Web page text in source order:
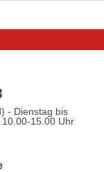
- Dienstag bis
15.00 Uhr